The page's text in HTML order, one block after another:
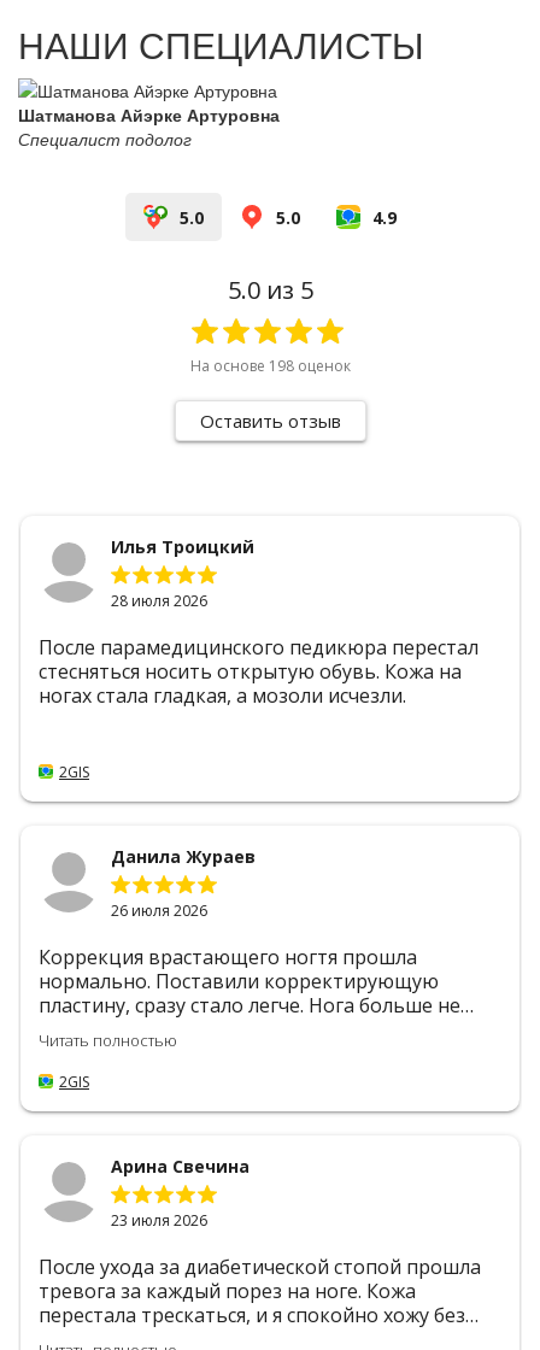
НАШИ СПЕЦИАЛИСТЫ
Шатманова Айэрке Артуровна
Специалист подолог
5.0 5.0 4.9
5.0из 5
На основе 198оценок
Оставить отзыв
Илья Троицкий
28 июля 2026
После парамедицинского педикюра перестал
стесняться носить открытую обувь. Кожа на
ногах стала гладкая, а мозоли исчезли.
2GIS
Данила Жураев
26 июля 2026
Коррекция врастающего ногтя прошла
нормально. Поставили корректирующую
пластину, сразу стало легче. Нога больше не
болит, и ходить теперь удобно. Сделали
аккуратно, без лишней боли, за пару минут.
Читать полностью
2GIS
Арина Свечина
23 июля 2026
После ухода за диабетической стопой прошла
тревога за каждый порез на ноге. Кожа
перестала трескаться, и я спокойно хожу без
страха осложнений.